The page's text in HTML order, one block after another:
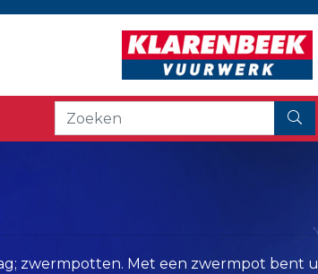
zwermpotten. Met een zwermpot bent u